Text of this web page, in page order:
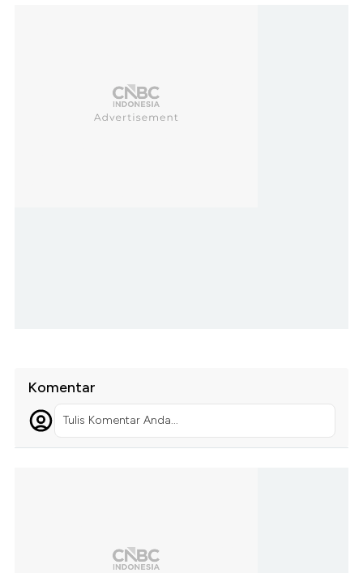
Komentar
Tulis Komentar Anda...